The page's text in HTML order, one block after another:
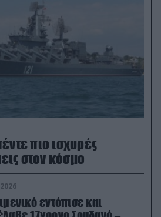
πιο ισχυρές
στον κόσμο
εντόπισε και